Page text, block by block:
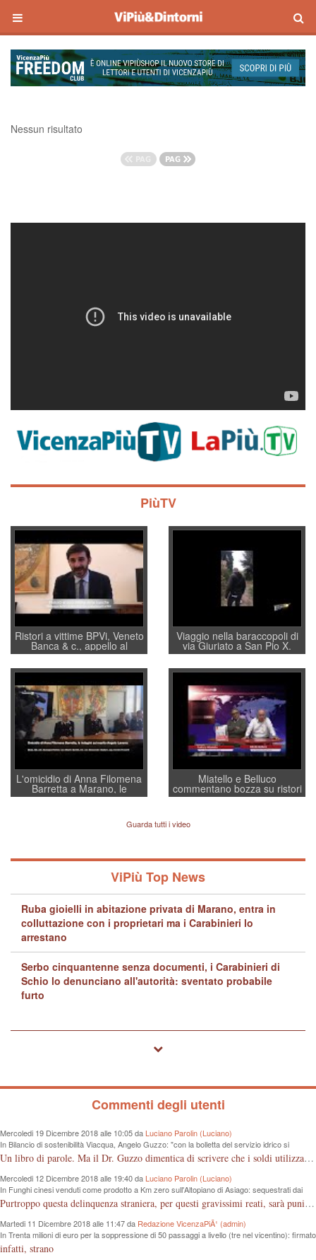
Nessun risultato
PiùTV
Ristori a vittime BPVi, Veneto
Banca & c., appello al
sottosegretario Alessio
Villarosa: per mettere ordine
convochi con Di Maio CNCU
a supporto della cabina di
regia al Mef
Viaggio nella baraccopoli di
via Giuriato a San Pio X.
Vicenza ai Vicentini: “faremo
un regalo di Natale ai
residenti”
L'omicidio di Anna Filomena
Barretta a Marano, le
indagini dei carabinieri di
quelle di... Barbara D'Urso
Miatello e Belluco
commentano bozza su ristori
BPVi e Veneto Banca
Guarda tutti i video
ViPiù Top News
Ruba gioielli in abitazione privata di Marano, entra in
colluttazione con i proprietari ma i Carabinieri lo
arrestano
Serbo cinquantenne senza documenti, i Carabinieri di
Schio lo denunciano all'autorità: sventato probabile
furto
Commenti degli utenti
Mercoledi 19 Dicembre 2018 alle 10:05 da Luciano Parolin (Luciano)
In Bilancio di sostenibilità Viacqua, Angelo Guzzo: "con la bolletta del servizio idrico si
proteggono i fiumi dall'inquinamento"
Un libro di parole. Ma il Dr. Guzzo dimentica di scrivere che i soldi utilizzati sono quelli dei cittadini, in questo caso consumatori, che pagano tutto dalla fognatura, alle sedi "ergonomiche", all'IVA. Almeno un grazie ai contribuenti Vicentini!
Mercoledi 12 Dicembre 2018 alle 19:40 da Luciano Parolin (Luciano)
In Funghi cinesi venduti come prodotto a Km zero sull'Altopiano di Asiago: sequestrati dai
Forestali 100 Kg da 8 mila euro
Purtroppo questa delinquenza straniera, per questi gravissimi reati, sarà punita "forse" e solo come frode commerciale. La colpa è nostra che compriamo cineserie, senza sapere leggere un marchio o controllare le etichette, loro, quelli dell'est "Europei" ci sguazzano con i nostri prodotti, vanno e vengono dal confine con la roba nostra, ma nessuno controlla...poverini ! Mala tempora currunt.
Martedi 11 Dicembre 2018 alle 11:47 da Redazione VicenzaPiÃ¹ (admin)
In Trenta milioni di euro per la soppressione di 50 passaggi a livello (tre nel vicentino): firmato
protocollo d’intesa tra Regione e Rfi
infatti, strano